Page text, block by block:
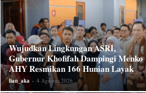
Wujudkan Lingkungan ASRI,
Gubernur Khofifah Dampingi Menko
AHY Resmikan 166 Hunian Layak
lian_aka - 4 Agustus 2026